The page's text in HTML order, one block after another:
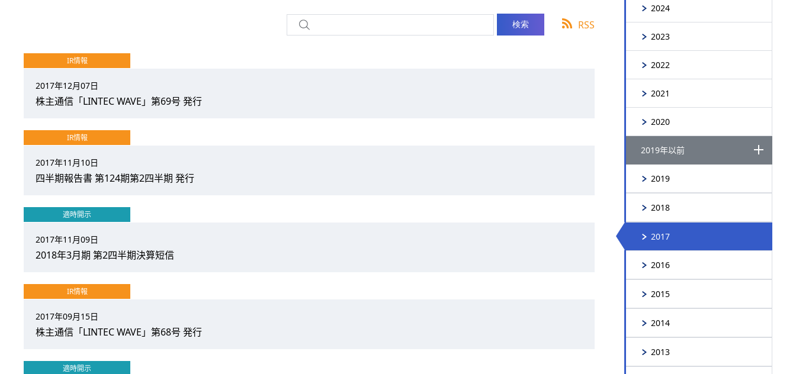
RSS
IR情報
2017年12月07日
株主通信「LINTEC WAVE」第69号 発行
IR情報
2017年11月10日
四半期報告書 第124期第2四半期 発行
適時開示
2017年11月09日
2018年3月期 第2四半期決算短信
IR情報
2017年09月15日
株主通信「LINTEC WAVE」第68号 発行
適時開示
2024
2023
2022
2021
2020
2019年以前
2019
2018
2017
2016
2015
2014
2013